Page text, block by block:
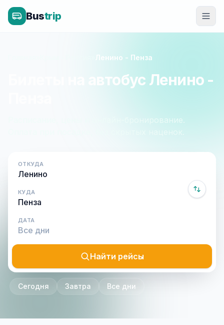
Bustrip
Ленино - Пенза
Билеты на автобус Ленино -
Расписание, цены и онлайн-бронирование.
Оплата при посадке, без скрытых наценок.
ОТКУДА
КУДА
ДАТА
Найти рейсы
Сегодня Завтра Все дни